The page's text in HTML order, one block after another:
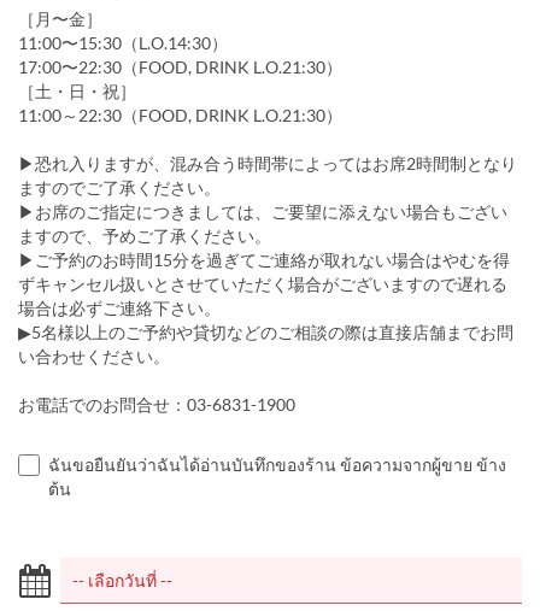
［月〜金］
11:00〜15:30（L.O.14:30）
17:00〜22:30（FOOD, DRINK L.O.21:30）
［土・日・祝］
11:00～22:30（FOOD, DRINK L.O.21:30）
▶恐れ入りますが、混み合う時間帯によってはお席2時間制となり
ますのでご了承ください。
▶お席のご指定につきましては、ご要望に添えない場合もござい
ますので、予めご了承ください。
▶ご予約のお時間15分を過ぎてご連絡が取れない場合はやむを得
ずキャンセル扱いとさせていただく場合がございますので遅れる
場合は必ずご連絡下さい。
▶5名様以上のご予約や貸切などのご相談の際は直接店舗までお問
い合わせください。
お電話でのお問合せ：03-6831-1900
ฉันขอยืนยันว่าฉันได้อ่านบันทึกของร้าน ข้อความจากผู้ขาย ข้าง
ต้น